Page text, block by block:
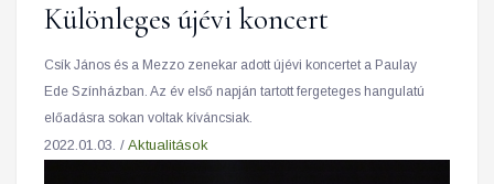
Különleges újévi koncert
Csík János és a Mezzo zenekar adott újévi koncertet a Paulay
Ede Színházban. Az év első napján tartott fergeteges hangulatú
előadásra sokan voltak kíváncsiak.
2022.01.03. / Aktualitások